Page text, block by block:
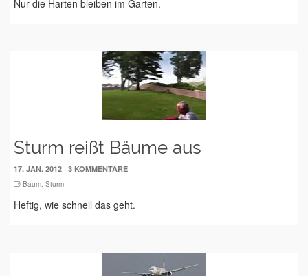
Nur die Harten bleiben im Garten.
Sturm reißt Bäume aus
17. JAN. 2012 | 3 KOMMENTARE
Baum, Sturm
Heftig, wie schnell das geht.